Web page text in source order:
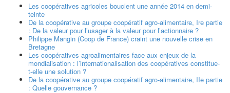
Les coopératives agricoles bouclent une année 2014 en demi-
teinte
De la coopérative au groupe coopératif agro-alimentaire, Ire partie
: De la valeur pour l’usager à la valeur pour l’actionnaire ?
Philippe Mangin (Coop de France) craint une nouvelle crise en
Bretagne
Les coopératives agroalimentaires face aux enjeux de la
mondialisation : l’internationalisation des coopératives constitue-
t-elle une solution ?
De la coopérative au groupe coopératif agro-alimentaire, IIe partie
: Quelle gouvernance ?